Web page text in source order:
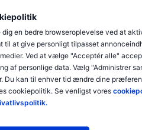
en bedre browseroplevelse ved at
til at give personligt tilpasset
Ved at vælge "Acceptér alle"
af personlige data. Vælg "Administrer
Du kan til enhver tid ændre dine
cookiepolitik. Se venligst vores
XXXXXXX XXXXXXX
XXXXXXX